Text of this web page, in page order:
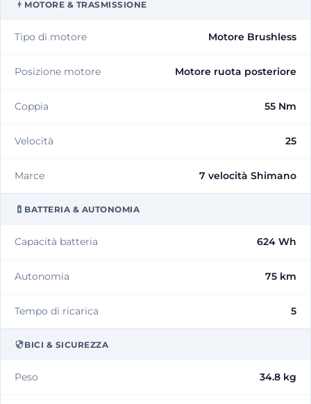
MOTORE & TRASMISSIONE
Tipo di motore Motore Brushless
Posizione motore Motore ruota posteriore
Coppia 55 Nm
Velocità 25
Marce 7 velocità Shimano
BATTERIA & AUTONOMIA
Capacità batteria 624 Wh
Autonomia 75 km
Tempo di ricarica 5
BICI & SICUREZZA
Peso 34.8 kg